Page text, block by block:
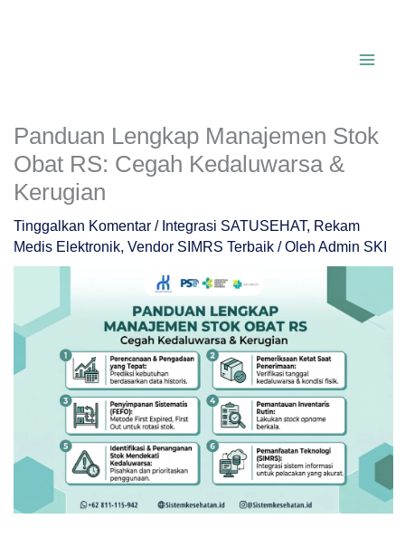
Panduan Lengkap Manajemen Stok
Obat RS: Cegah Kedaluwarsa &
Kerugian
Tinggalkan Komentar / Integrasi SATUSEHAT, Rekam
Medis Elektronik, Vendor SIMRS Terbaik/ Oleh Admin SKI